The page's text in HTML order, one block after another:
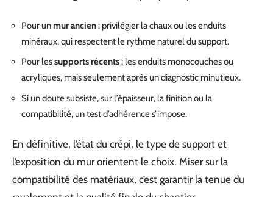
Pour unmur ancien: privilégier la chaux ou les enduits
minéraux, qui respectent le rythme naturel du support.
Pour lessupports récents: les enduits monocouches ou
acryliques, mais seulement après un diagnostic minutieux.
Si un doute subsiste, sur l’épaisseur, la finition ou la
compatibilité, un test d’adhérence s’impose.
En définitive, l’état du crépi, le type de support et
l’exposition du mur orientent le choix. Miser sur la
compatibilité des matériaux, c’est garantir la tenue du